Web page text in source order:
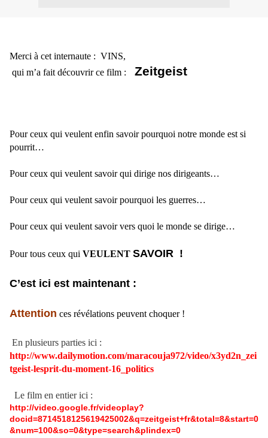
Merci à cet internaute : VINS,
qui m’a fait découvrir ce film :
Zeitgeist
Pour ceux qui veulent enfin savoir pourquoi notre monde est si
pourrit…
Pour ceux qui veulent savoir qui dirige nos dirigeants…
Pour ceux qui veulent savoir pourquoi les guerres…
Pour ceux qui veulent savoir vers quoi le monde se dirige…
Pour tous ceux qui VEULENT SAVOIR !
C’est ici est maintenant :
Attention ces révélations peuvent choquer !
En plusieurs parties ici :
http://www.dailymotion.com/maracouja972/video/x3yd2n_zei
tgeist-lesprit-du-moment-16_politics
Le film en entier ici :
http://video.google.fr/videoplay?
docid=8714518125619425002&q=zeitgeist+fr&total=8&start=0
&num=100&so=0&type=search&plindex=0